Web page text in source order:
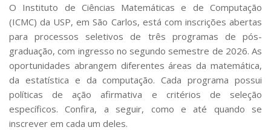
Assessorias e Mídias
Aplicativos e Sites
Jornal da USP
Agenda de Eventos
Defesa de Teses
O Instituto de Ciências Matemáticas e de Computação
(ICMC) da USP, em São Carlos, está com inscrições abertas
para processos seletivos de três programas de pós-
graduação, com ingresso no segundo semestre de 2026. As
oportunidades abrangem diferentes áreas da matemática,
da estatística e da computação. Cada programa possui
políticas de ação afirmativa e critérios de seleção
específicos. Confira, a seguir, como e até quando se
inscrever em cada um deles.